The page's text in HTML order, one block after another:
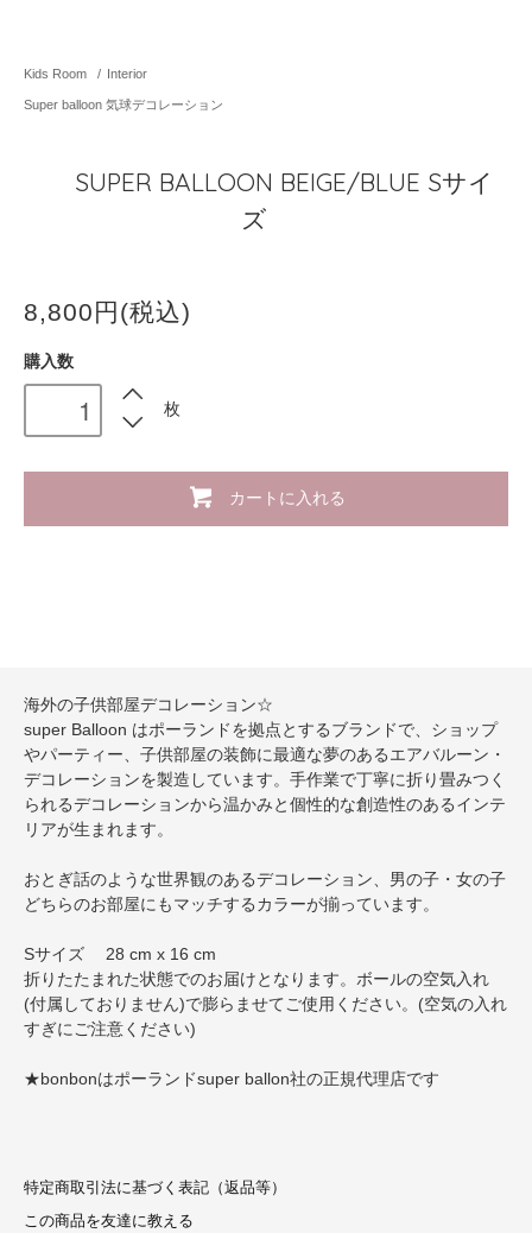
Kids Room / Interior
Super balloon 気球デコレーション
SUPER BALLOON BEIGE/BLUE Sサイ
ズ
8,800円(税込)
購入数
枚
カートに入れる
海外の子供部屋デコレーション☆
super Balloon はポーランドを拠点とするブランドで、ショップ
やパーティー、子供部屋の装飾に最適な夢のあるエアバルーン・
デコレーションを製造しています。手作業で丁寧に折り畳みつく
られるデコレーションから温かみと個性的な創造性のあるインテ
リアが生まれます。
おとぎ話のような世界観のあるデコレーション、男の子・女の子
どちらのお部屋にもマッチするカラーが揃っています。
Sサイズ 28 cm x 16 cm
折りたたまれた状態でのお届けとなります。ボールの空気入れ
(付属しておりません)で膨らませてご使用ください。(空気の入れ
すぎにご注意ください)
★bonbonはポーランドsuper ballon社の正規代理店です
特定商取引法に基づく表記（返品等）
この商品を友達に教える